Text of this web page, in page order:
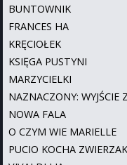
BUNTOWNIK
FRANCES HA
KRĘCIOŁEK
KSIĘGA PUSTYNI
MARZYCIELKI
NAZNACZONY: WYJŚCIE
NOWA FALA
O CZYM WIE MARIELLE
PUCIO KOCHA